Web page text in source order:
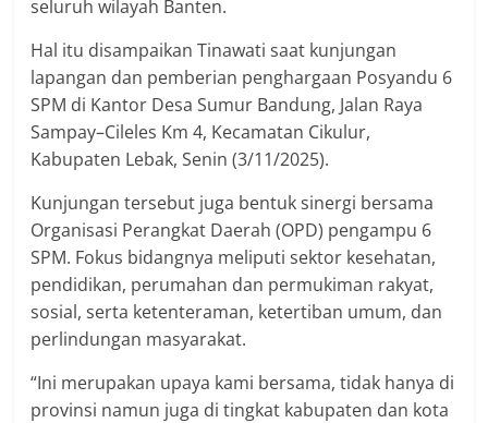
seluruh wilayah Banten.
Hal itu disampaikan Tinawati saat kunjungan
lapangan dan pemberian penghargaan Posyandu 6
SPM di Kantor Desa Sumur Bandung, Jalan Raya
Sampay–Cileles Km 4, Kecamatan Cikulur,
Kabupaten Lebak, Senin (3/11/2025).
Kunjungan tersebut juga bentuk sinergi bersama
Organisasi Perangkat Daerah (OPD) pengampu 6
SPM. Fokus bidangnya meliputi sektor kesehatan,
pendidikan, perumahan dan permukiman rakyat,
sosial, serta ketenteraman, ketertiban umum, dan
perlindungan masyarakat.
“Ini merupakan upaya kami bersama, tidak hanya di
provinsi namun juga di tingkat kabupaten dan kota